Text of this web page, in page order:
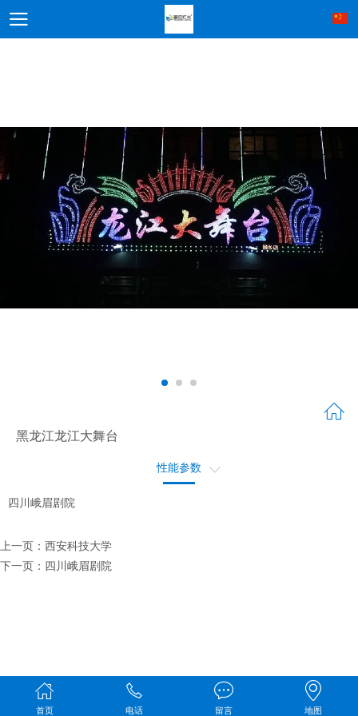
黑龙江龙江大舞台
性能参数
四川峨眉剧院
上一页： 西安科技大学
下一页： 四川峨眉剧院
首页 电话 留言 地图